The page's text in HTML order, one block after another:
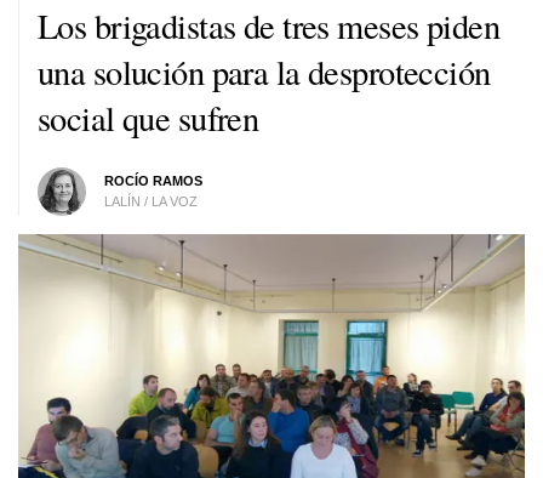
Los brigadistas de tres meses piden
una solución para la desprotección
social que sufren
ROCÍO RAMOS
LALÍN / LA VOZ